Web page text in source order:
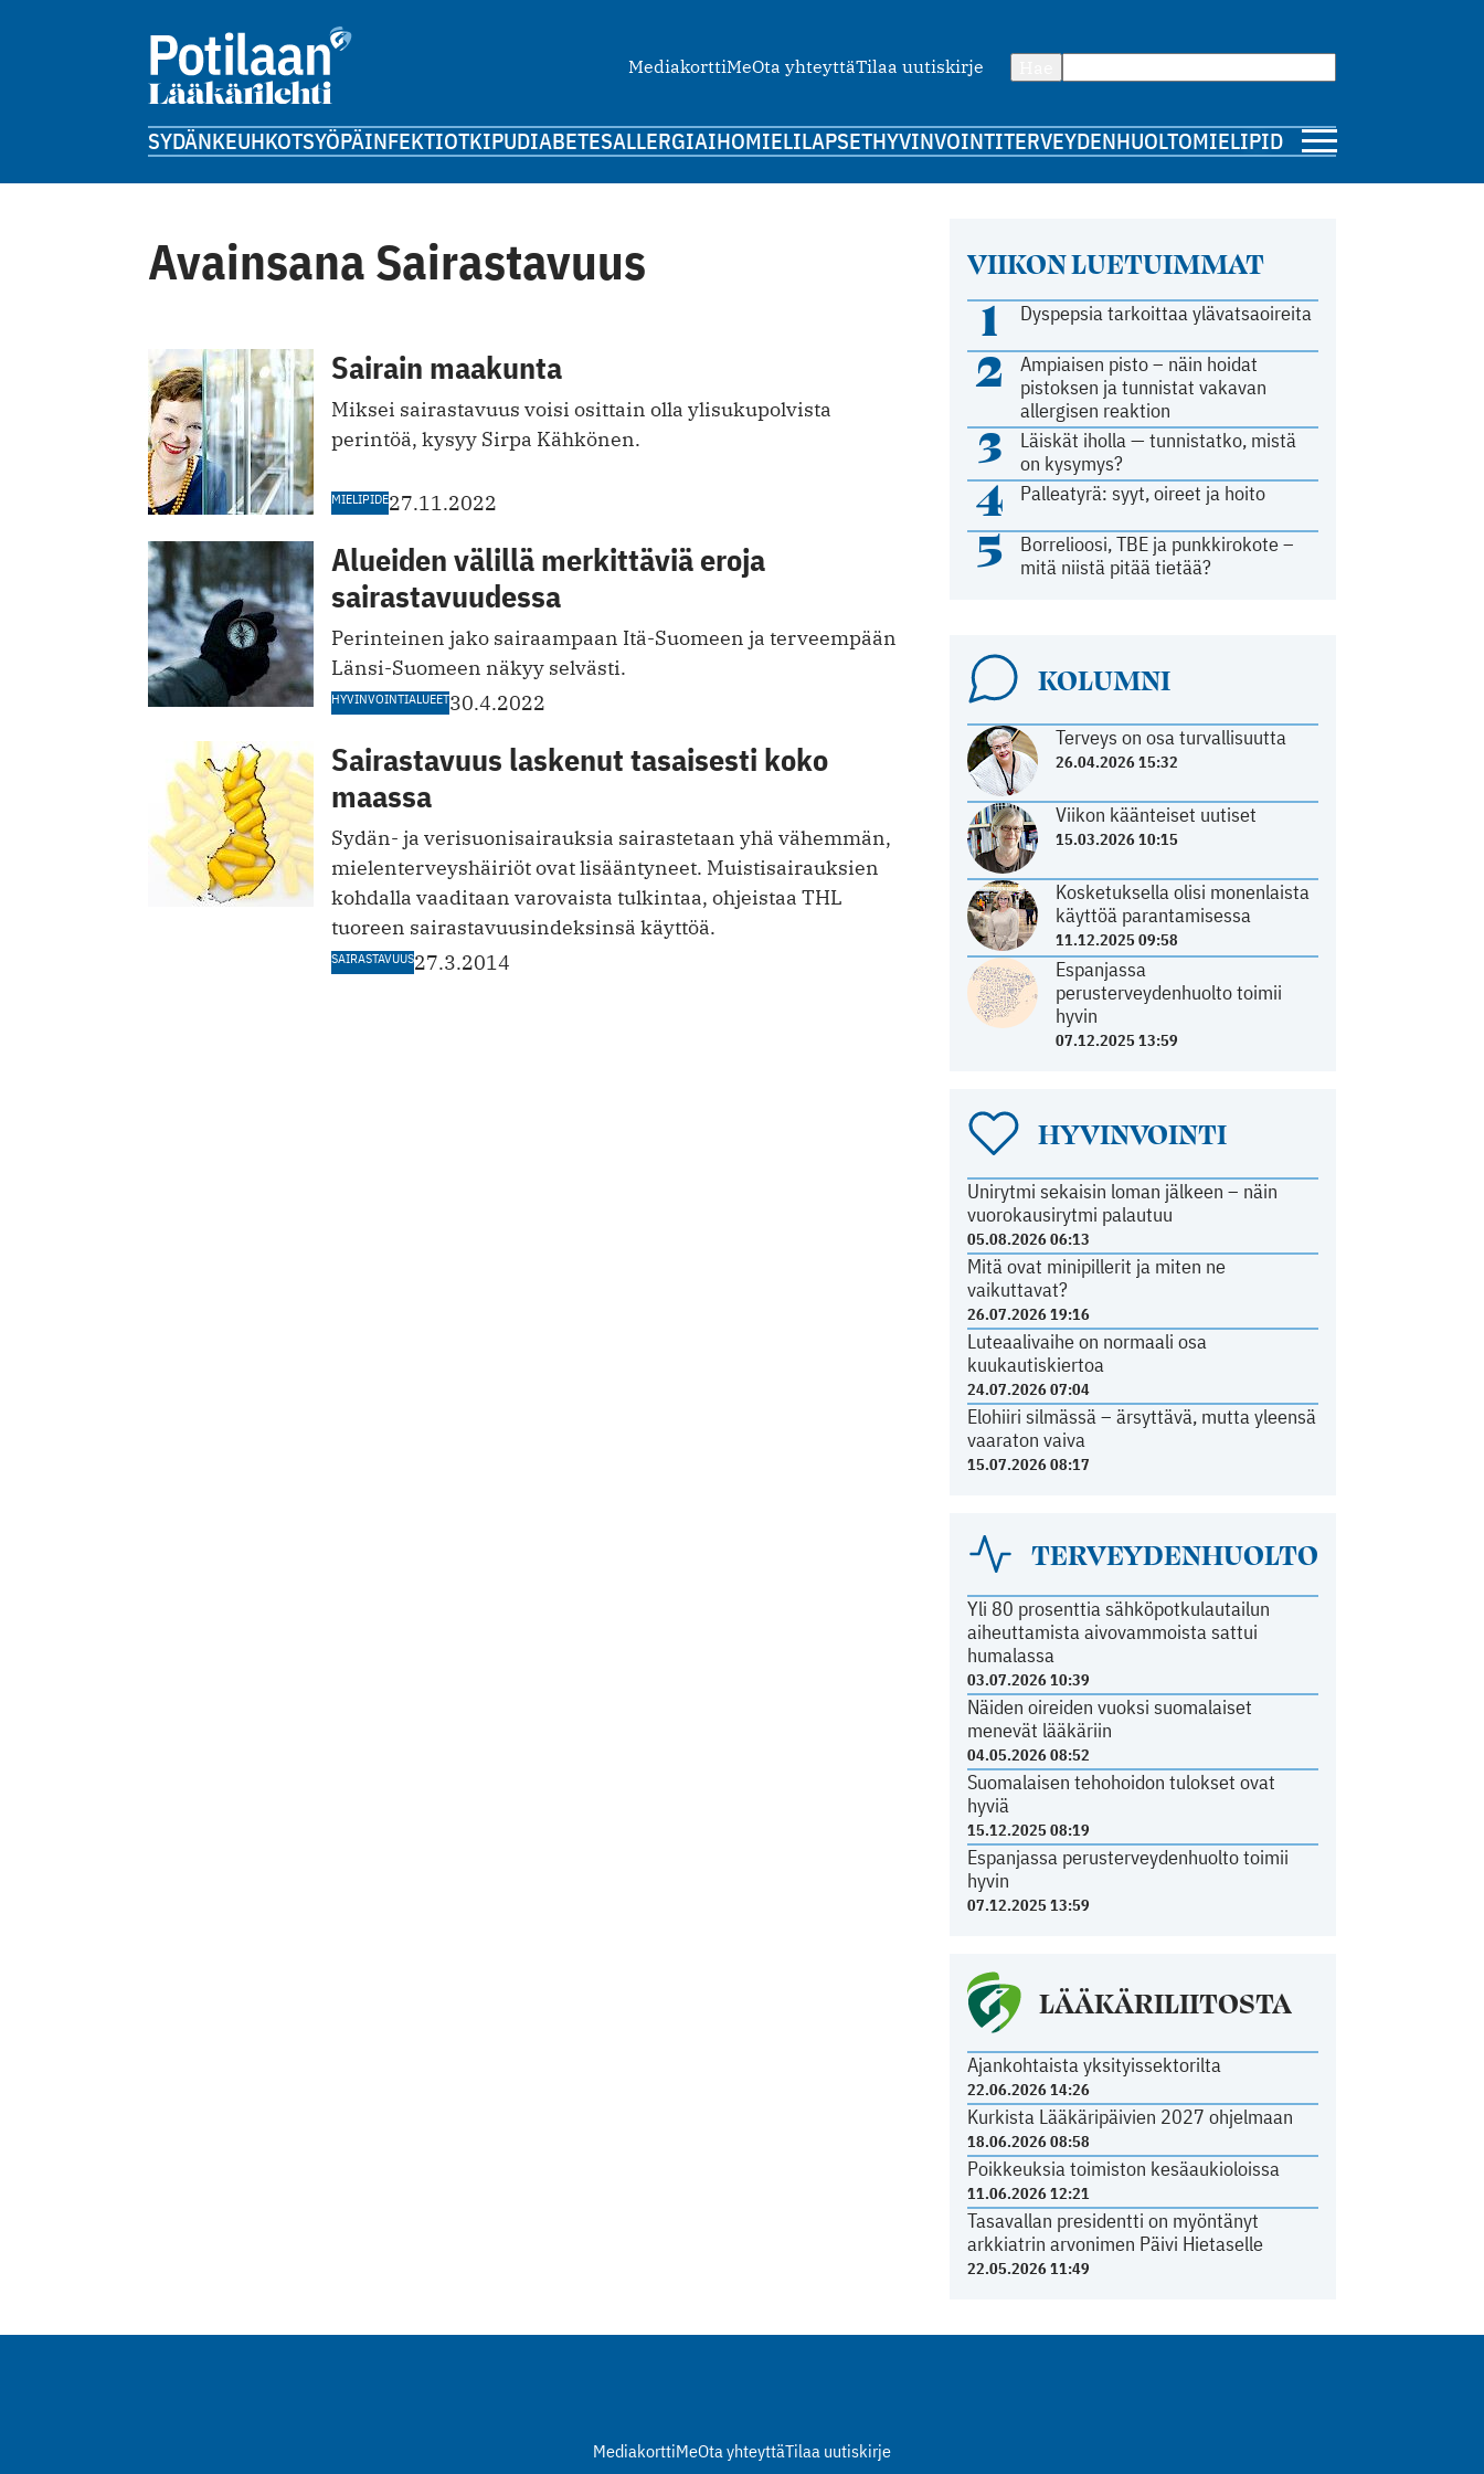
MediakorttiMeOta yhteyttäTilaa uutiskirje
SYDÄNKEUHKOTSYÖPÄINFEKTIOTKIPUDIABETESALLERGIAIHOMIELILAPSETHYVINVOINTITERVEYDENHUOLTOMIELIPIDE
Avainsana Sairastavuus
Sairain maakunta
Miksei sairastavuus voisi osittain olla ylisukupolvista
perintöä, kysyy Sirpa Kähkönen.
MIELIPIDE27.11.2022
Alueiden välillä merkittäviä eroja
sairastavuudessa
Perinteinen jako sairaampaan Itä-Suomeen ja terveempään
Länsi-Suomeen näkyy selvästi.
HYVINVOINTIALUEET30.4.2022
Sairastavuus laskenut tasaisesti koko
maassa
Sydän- ja verisuonisairauksia sairastetaan yhä vähemmän,
mielenterveyshäiriöt ovat lisääntyneet. Muistisairauksien
kohdalla vaaditaan varovaista tulkintaa, ohjeistaa THL
tuoreen sairastavuusindeksinsä käyttöä.
SAIRASTAVUUS27.3.2014
VIIKON LUETUIMMAT
1 Dyspepsia tarkoittaa ylävatsaoireita
2
Ampiaisen pisto – näin hoidat
pistoksen ja tunnistat vakavan
allergisen reaktion
3
Läiskät iholla — tunnistatko, mistä
on kysymys?
4 Palleatyrä: syyt, oireet ja hoito
5
Borrelioosi, TBE ja punkkirokote –
mitä niistä pitää tietää?
KOLUMNI
Terveys on osa turvallisuutta
26.04.2026 15:32
Viikon käänteiset uutiset
15.03.2026 10:15
Kosketuksella olisi monenlaista
käyttöä parantamisessa
11.12.2025 09:58
Espanjassa
perusterveydenhuolto toimii
hyvin
07.12.2025 13:59
HYVINVOINTI
Unirytmi sekaisin loman jälkeen – näin
vuorokausirytmi palautuu
05.08.2026 06:13
Mitä ovat minipillerit ja miten ne
vaikuttavat?
26.07.2026 19:16
Luteaalivaihe on normaali osa
kuukautiskiertoa
24.07.2026 07:04
Elohiiri silmässä – ärsyttävä, mutta yleensä
vaaraton vaiva
15.07.2026 08:17
TERVEYDENHUOLTO
Yli 80 prosenttia sähköpotkulautailun
aiheuttamista aivovammoista sattui
humalassa
03.07.2026 10:39
Näiden oireiden vuoksi suomalaiset
menevät lääkäriin
04.05.2026 08:52
Suomalaisen tehohoidon tulokset ovat
hyviä
15.12.2025 08:19
Espanjassa perusterveydenhuolto toimii
hyvin
07.12.2025 13:59
LÄÄKÄRILIITOSTA
Ajankohtaista yksityissektorilta
22.06.2026 14:26
Kurkista Lääkäripäivien 2027 ohjelmaan
18.06.2026 08:58
Poikkeuksia toimiston kesäaukioloissa
11.06.2026 12:21
Tasavallan presidentti on myöntänyt
arkkiatrin arvonimen Päivi Hietaselle
22.05.2026 11:49
MediakorttiMeOta yhteyttäTilaa uutiskirje